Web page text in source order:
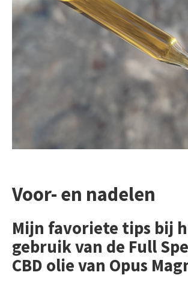
Voor- en nadelen
Mijn favoriete tips bij
gebruik van de Full
CBD olie van Opus